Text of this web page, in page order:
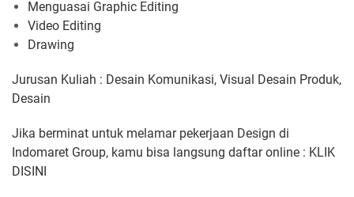
Menguasai Graphic Editing
Video Editing
Drawing
Jurusan Kuliah : Desain Komunikasi, Visual Desain Produk,
Desain
Jika berminat untuk melamar pekerjaan Design di
Indomaret Group, kamu bisa langsung daftar online : KLIK
DISINI